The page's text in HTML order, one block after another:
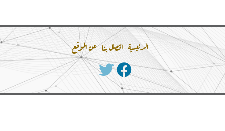
الرئيسية اتصل بنا عن الموقع